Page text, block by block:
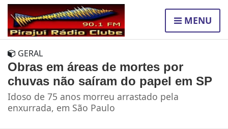
MENU
GERAL
Obras em áreas de mortes por
chuvas não saíram do papel em SP
Idoso de 75 anos morreu arrastado pela
enxurrada, em São Paulo